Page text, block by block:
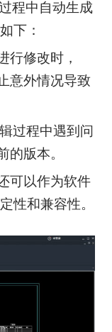
程中自动生成
下：
行修改时，
意外情况导致
过程中遇到问
版本。
可以作为软件
性和兼容性。